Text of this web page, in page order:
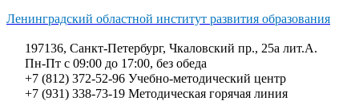
Ленинградский областной институт развития образования
197136, Санкт-Петербург, Чкаловский пр., 25а лит.А.
Пн-Пт с 09:00 до 17:00, без обеда
+7 (812) 372-52-96 Учебно-методический центр
+7 (931) 338-73-19 Методическая горячая линия